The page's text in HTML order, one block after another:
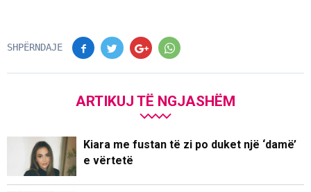
SHPËRNDAJE
ARTIKUJ TË NGJASHËM
Kiara me fustan të zi po duket një ‘damë’
e vërtetë